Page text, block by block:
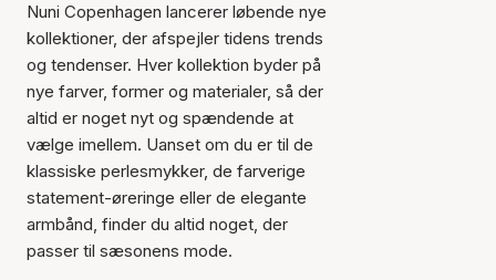
Nuni Copenhagen lancerer løbende nye
kollektioner, der afspejler tidens trends
og tendenser. Hver kollektion byder på
nye farver, former og materialer, så der
altid er noget nyt og spændende at
vælge imellem. Uanset om du er til de
klassiske perlesmykker, de farverige
statement-øreringe eller de elegante
armbånd, finder du altid noget, der
passer til sæsonens mode.